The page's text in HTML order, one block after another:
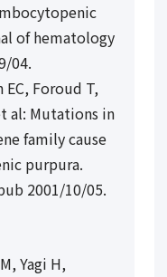
of hematology
04.
EC, Foroud T,
al: Mutations in
family cause
purpura.
2001/10/05.
Yagi H,